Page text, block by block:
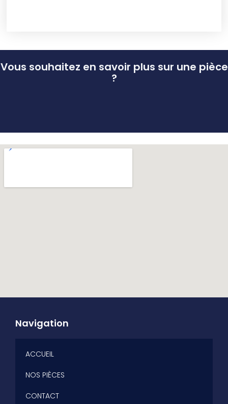
Vous souhaitez en savoir plus sur une pièce
?
Navigation
ACCUEIL
NOS PIÈCES
CONTACT